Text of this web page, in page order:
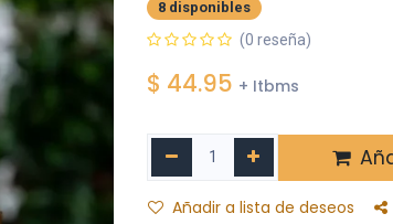
8 disponibles
(0 reseña)
$ 44.95 + Itbms
Añadir a lista de deseos